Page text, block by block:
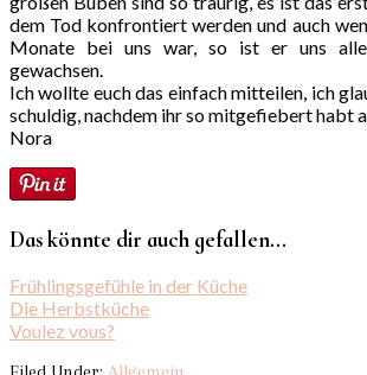
dem Tod konfrontiert werden und auch
Monate bei uns war, so ist er uns
gewachsen.
Ich wollte euch das einfach mitteilen, ich
schuldig, nachdem ihr so mitgefiebert habt
Nora
Das könnte dir auch gefallen...
Frühlingsgefühle in der Küche
Die Herbstküche
Voulez vous?